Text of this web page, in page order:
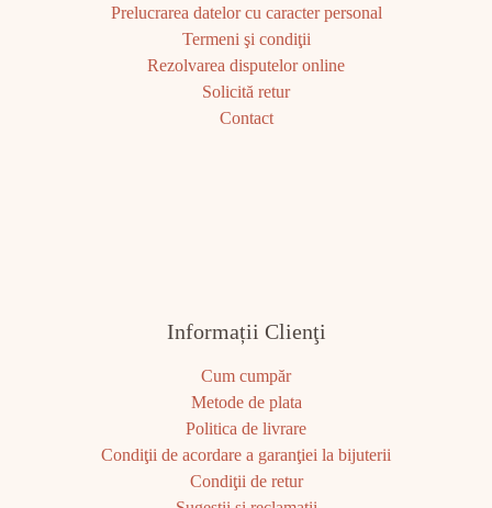
Prelucrarea datelor cu caracter personal
Termeni şi condiţii
Rezolvarea disputelor online
Solicită retur
Contact
Informații Clienţi
Cum cumpăr
Metode de plata
Politica de livrare
Condiţii de acordare a garanţiei la bijuterii
Condiţii de retur